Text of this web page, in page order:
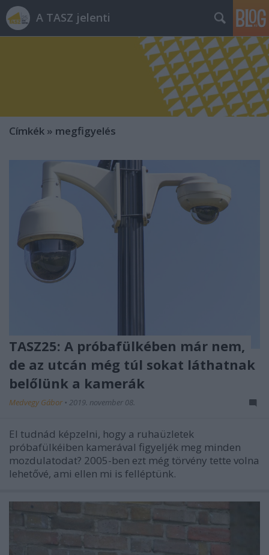
A TASZ jelenti
Címkék » megfigyelés
TASZ25: A próbafülkében már nem,
de az utcán még túl sokat láthatnak
belőlünk a kamerák
Medvegy Gábor • 2019. november 08.
El tudnád képzelni, hogy a ruhaüzletek
próbafülkéiben kamerával figyeljék meg minden
mozdulatodat? 2005-ben ezt még törvény tette volna
lehetővé, ami ellen mi is felléptünk.